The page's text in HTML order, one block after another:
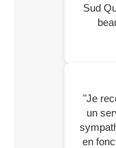
Sud
"Je
un
en